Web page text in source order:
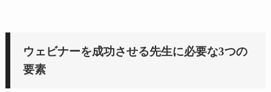
ウェビナーを成功させる先生に必要な3つの
要素